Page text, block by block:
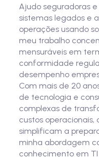
Ajudo seguradoras
sistemas legados e
operações usando
meu trabalho
mensuráveis em
conformidade
desempenho
Com mais de 20
de tecnologia e
complexas de
custos operacionais,
simplificam a
minha abordagem
conhecimento em